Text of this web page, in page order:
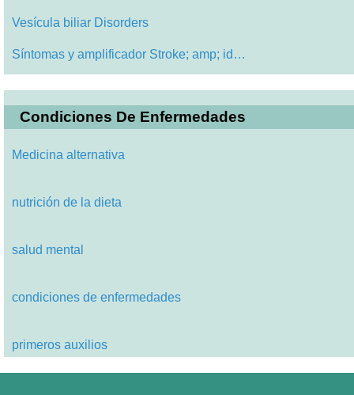
Vesícula biliar Disorders
Síntomas y amplificador Stroke; amp; id…
Condiciones De Enfermedades
Medicina alternativa
nutrición de la dieta
salud mental
condiciones de enfermedades
primeros auxilios